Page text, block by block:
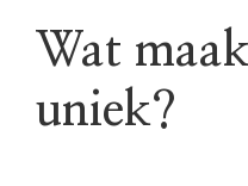
Wat
uniek?